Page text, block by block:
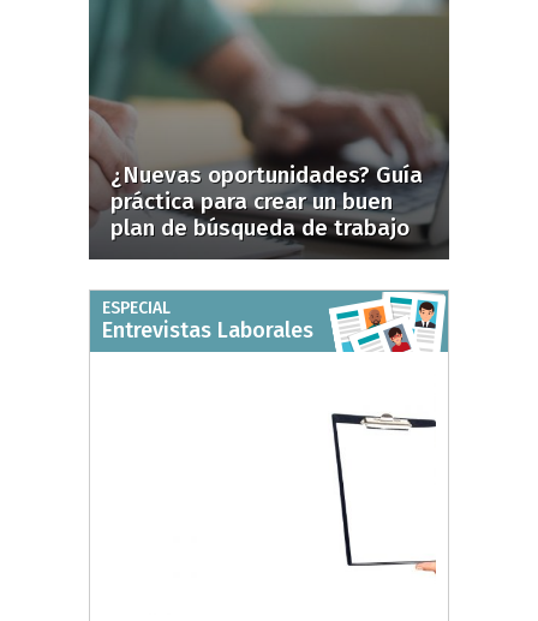
¿Nuevas oportunidades? Guía
práctica para crear un buen
plan de búsqueda de trabajo
ESPECIAL
Entrevistas Laborales